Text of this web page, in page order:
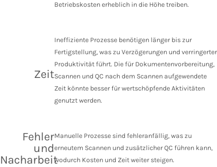
Betriebskosten erheblich in die Höhe treiben.
Zeit
Ineffiziente Prozesse benötigen länger bis zur
Fertigstellung, was zu Verzögerungen und verringerter
Produktivität führt. Die für Dokumentenvorbereitung,
Scannen und QC nach dem Scannen aufgewendete
Zeit könnte besser für wertschöpfende Aktivitäten
genutzt werden.
Fehler
und
Nacharbeit
Manuelle Prozesse sind fehleranfällig, was zu
erneutem Scannen und zusätzlicher QC führen kann,
wodurch Kosten und Zeit weiter steigen.